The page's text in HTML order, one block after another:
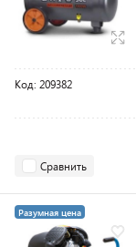
Код: 209382
Сравнить
Разумная цена